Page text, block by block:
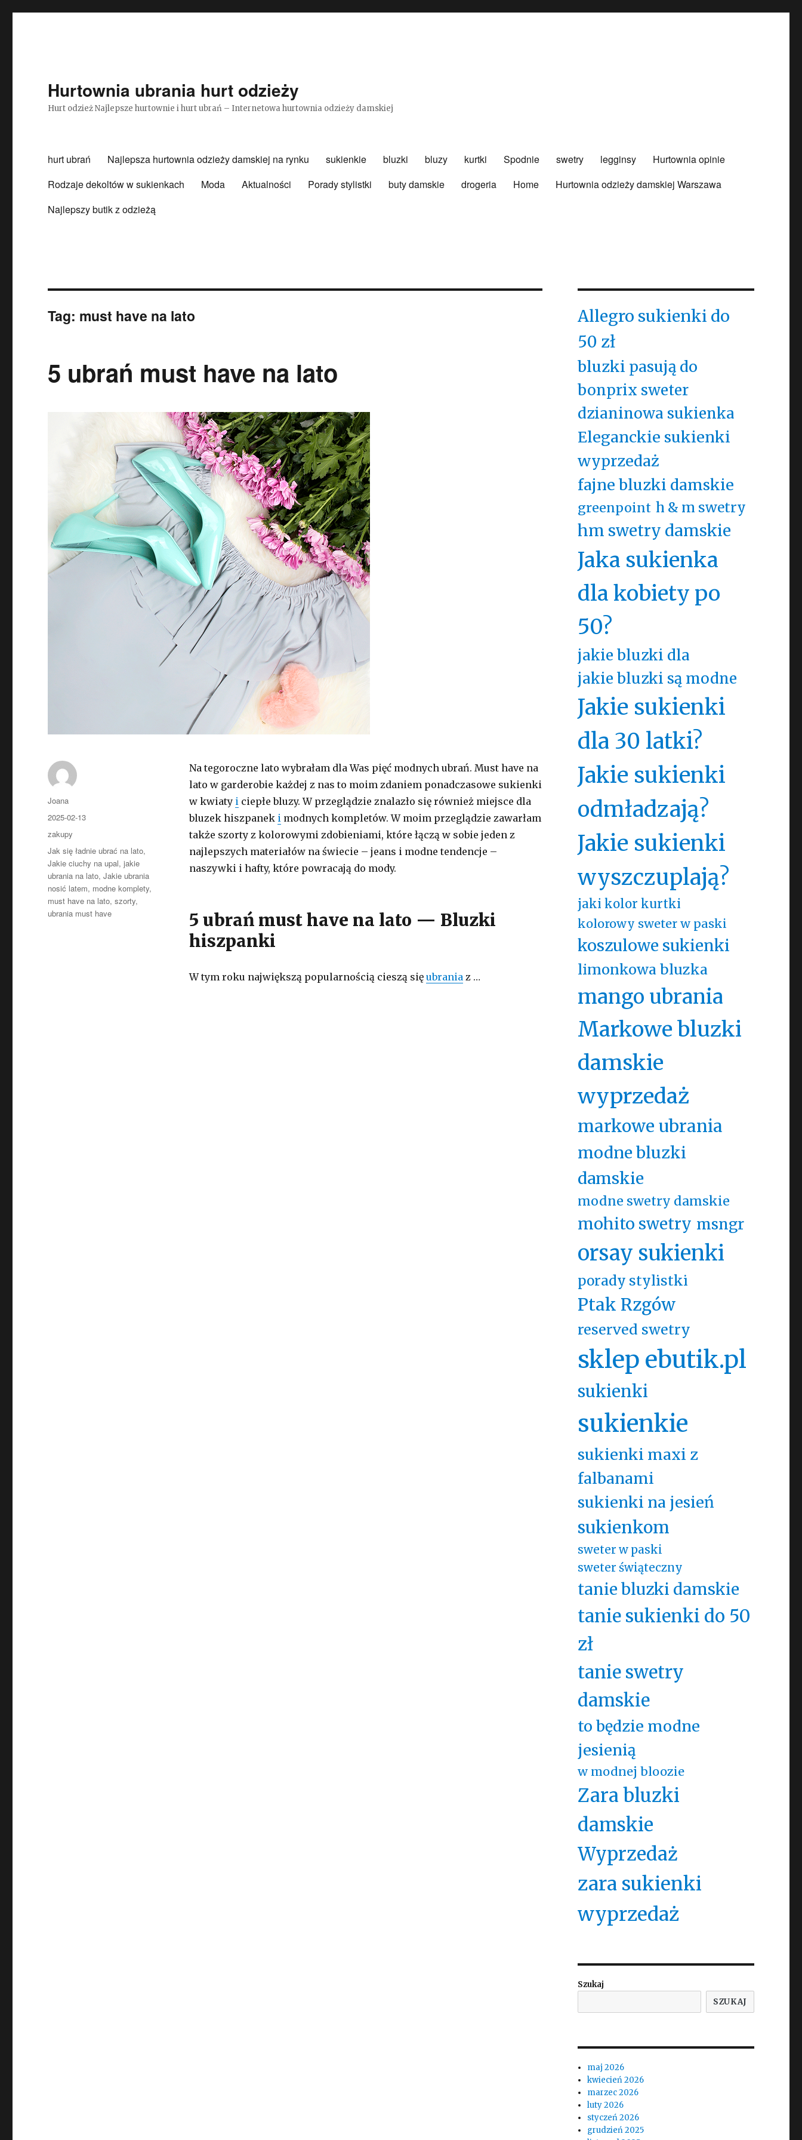
Hurtownia ubrania hurt odzieży
Hurt odzież Najlepsze hurtownie i hurt ubrań – Internetowa hurtownia odzieży damskiej
hurt ubrań Najlepsza hurtownia odzieży damskiej na rynku sukienkie bluzki bluzy kurtki Spodnie swetry legginsy
Hurtownia opinie
Rodzaje dekoltów w sukienkach
Moda Aktualności Porady stylistki buty damskie drogeria Home
Hurtownia odzieży damskiej Warszawa
Najlepszy butik z odzieżą
Tag: must have na lato
5 ubrań must have na lato
Na tegoroczne lato wybrałam dla Was pięć modnych ubrań. Must have na
lato w garderobie każdej z nas to moim zdaniem ponadczasowe sukienki
w kwiaty iciepłe bluzy. W przeglądzie znalazło się również miejsce dla
bluzek hiszpanek imodnych kompletów. W moim przeglądzie zawarłam
także szorty z kolorowymi zdobieniami, które łączą w sobie jeden z
najlepszych materiałów na świecie – jeans i modne tendencje –
naszywki i hafty, które powracają do mody.
5 ubrań must have na lato — Bluzki
hiszpanki
W tym roku największą popularnością cieszą się ubraniaz …
Autor
Joana
Opublikowano
2025-02-13
Kategorie
zakupy
Tagi
Jak się ładnie ubrać na lato,
Jakie ciuchy na upal,jakie
ubrania na lato,Jakie ubrania
nosić latem, modne komplety,
must have na lato,szorty,
ubrania must have
Allegro sukienki do
50 zł
bluzki pasują do
bonprix sweter
dzianinowa sukienka
Eleganckie sukienki
wyprzedaż
fajne bluzki damskie
greenpoint h & m swetry
hm swetry damskie
Jaka sukienka
dla kobiety po
50?
jakie bluzki dla
jakie bluzki są modne
Jakie sukienki
dla 30 latki?
Jakie sukienki
odmładzają?
Jakie sukienki
wyszczuplają?
jaki kolor kurtki
kolorowy sweter w paski
koszulowe sukienki
limonkowa bluzka
mango ubrania
Markowe bluzki
damskie
wyprzedaż
markowe ubrania
modne bluzki
damskie
modne swetry damskie
mohito swetry msngr
orsay sukienki
porady stylistki
Ptak Rzgów
reserved swetry
sklep ebutik.pl
sukienki
sukienkie
sukienki maxi z
falbanami
sukienki na jesień
sukienkom
sweter w paski
sweter świąteczny
tanie bluzki damskie
tanie sukienki do 50
zł
tanie swetry
damskie
to będzie modne
jesienią
w modnej bloozie
Zara bluzki
damskie
Wyprzedaż
zara sukienki
wyprzedaż
Szukaj
SZUKAJ
maj 2026
kwiecień 2026
marzec 2026
luty 2026
styczeń 2026
grudzień 2025